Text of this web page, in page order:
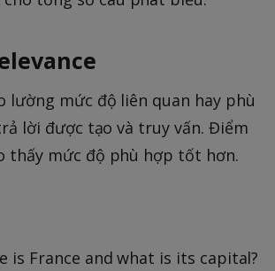
fr
c
V
|}
{|
lường mức độ liên quan hay phù
lời được tạo và truy vấn. Điểm
thấy mức độ phù hợp tốt hơn.
is France and what is its capital?